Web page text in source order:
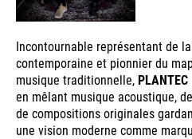
Incontournable représentant de
contemporaine et pionnier du
musique traditionnelle, PLANTEC
en mêlant musique acoustique,
de compositions originales
une vision moderne comme